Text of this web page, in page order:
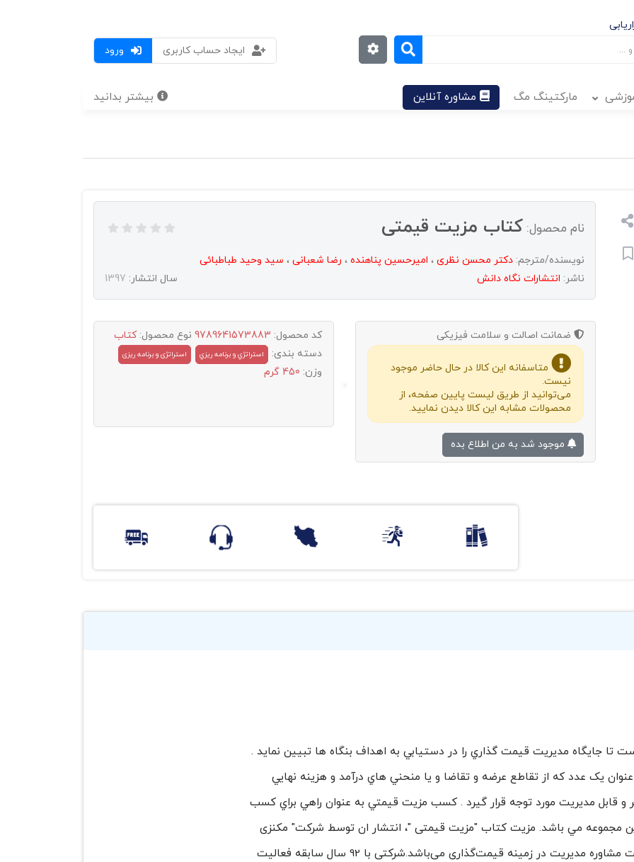
ورود
ایجاد حساب کاربری
مارکتینگ مگ مشاوره آنلاین بیشتر بدانید
نام محصول: کتاب مزیت قیمتی
نویسنده/مترجم: دکتر محسن نظری ، امیرحسین پناهنده ، رضا شعبانی ، سید وحید طباطبائی
ناشر: انتشارات نگاه دانش سال انتشار: 1397
ضمانت اصالت و سلامت فیزیکی
متاسفانه این کالا در حال حاضر موجود
نیست.
می‌توانید از طریق لیست پایین صفحه، از
محصولات مشابه این کالا دیدن نمایید.
کد محصول: 9789641573883 نوع محصول:کتاب
دسته بندی:
استراتژي و برنامه ريزي استراتژی و برنامه ریزی
وزن: 450 گرم
جايگاه مديريت قيمت گذاري را در دستيابي به اهداف بنگاه ها تبيين نمايد .
يک عدد که از تقاطع عرضه و تقاضا و يا منحني هاي درآمد و هزينه نهايي
و قابل مديريت مورد توجه قرار گيرد . کسب مزيت قيمتي به عنوان راهي براي کسب
مجموعه مي باشد. مزیت کتاب "مزیت قیمتی "، انتشار ان توسط شرکت" مکنزی
اند کمپانی" می‌باشد.این شرکت بزرگ‌ترین شرکت مشاوره مدیریت در زمینه قیمت‌گذاری می‌باشد.شرکتی با 92 سال سابقه فعالیت